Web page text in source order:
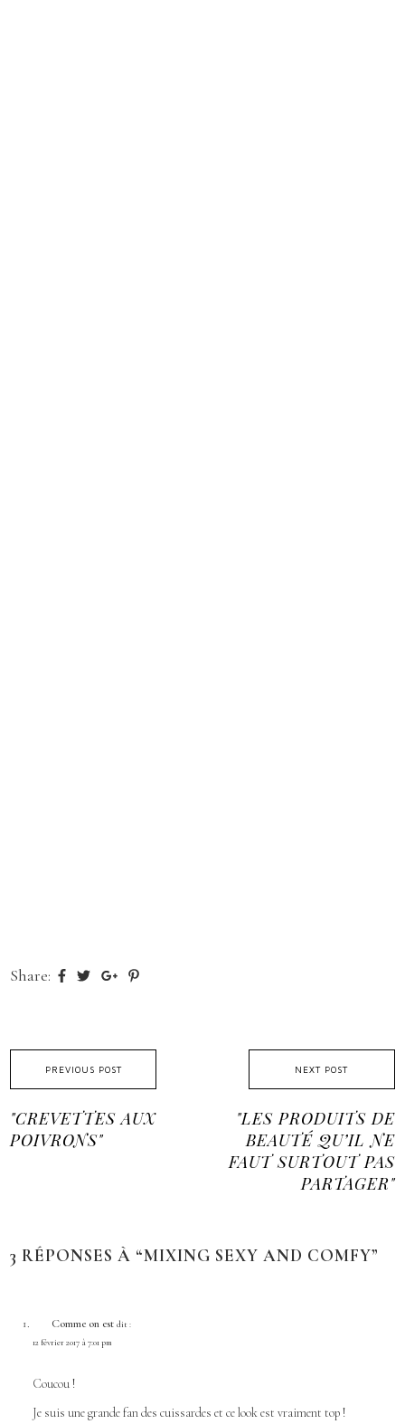
Share:
PREVIOUS POST
"CREVETTES AUX
POIVRONS"
NEXT POST
"LES PRODUITS DE
BEAUTÉ QU’IL NE
FAUT SURTOUT PAS
PARTAGER"
3 RÉPONSES À “MIXING SEXY AND COMFY”
Comme on est dit :
12 février 2017 à 7:01 pm
Coucou !
Je suis une grande fan des cuissardes et ce look est vraiment top !